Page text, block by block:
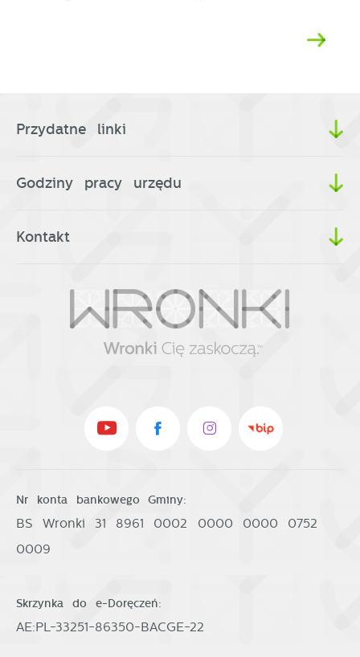
Przydatne linki
Godziny pracy urzędu
Kontakt
Nr konta bankowego Gminy:
BS Wronki 31 8961 0002 0000 0000 0752
0009
Skrzynka do e-Doręczeń:
AE:PL-33251-86350-BACGE-22